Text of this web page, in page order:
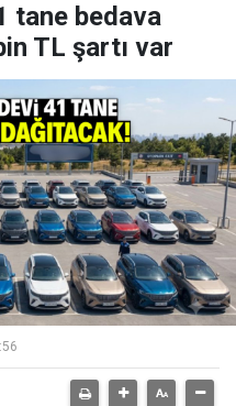
tane bedava
TL şartı var